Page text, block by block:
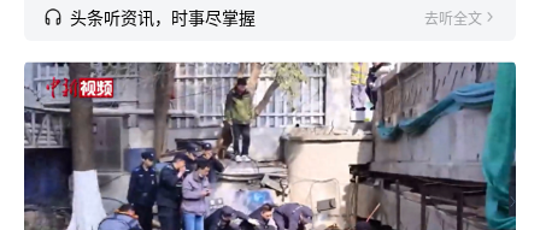
头条听资讯，时事尽掌握 去听全文